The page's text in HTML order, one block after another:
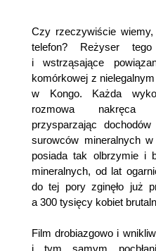
Czy rzeczywiście
telefon? Reżyser
i wstrząsające
komórkowej z
w Kongo. Każda
rozmowa nakręca
przysparzając
surowców mineralnych
posiada tak olbrzymie i
mineralnych, od lat
do tej pory zginęło już
a 300 tysięcy kobiet
Film drobiazgowo i
i tym samym